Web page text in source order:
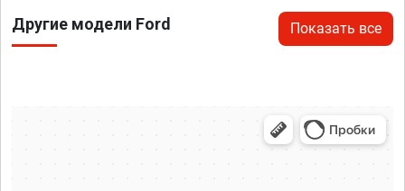
Другие модели Ford Показать все